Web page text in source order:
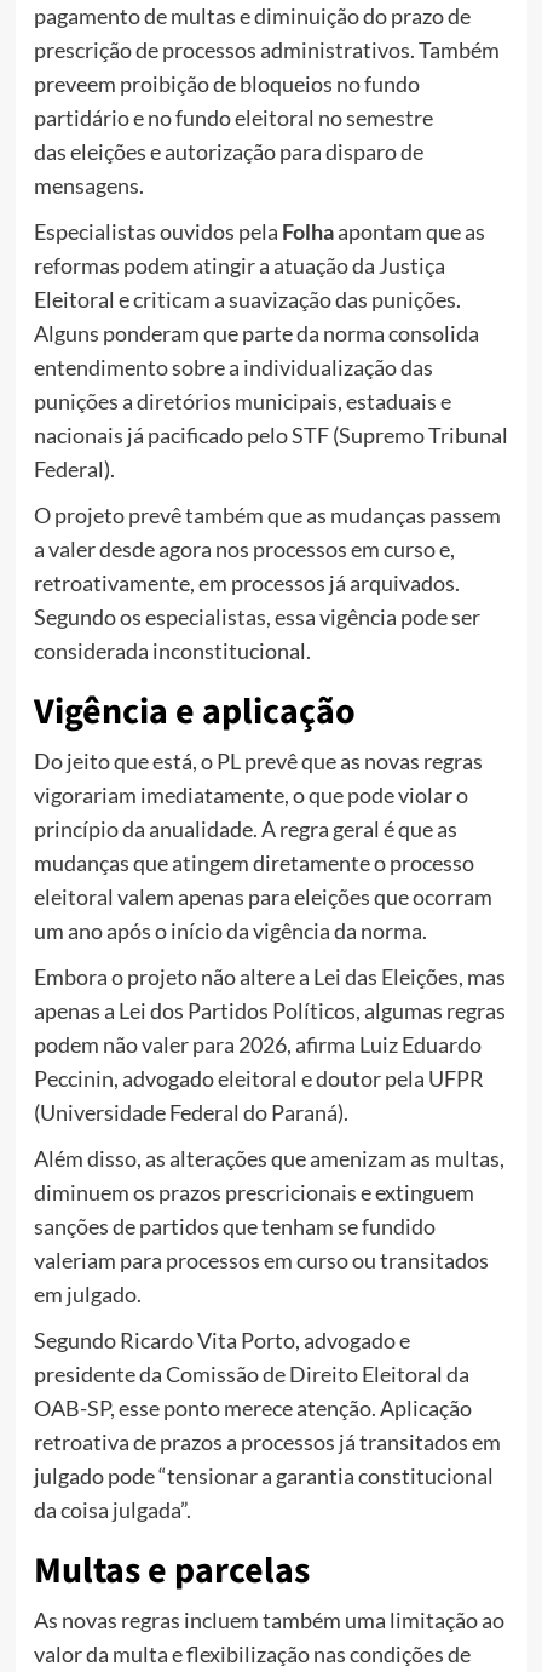
pagamento de multas e diminuição do prazo de
prescrição de processos administrativos. Também
preveem proibição de bloqueios no fundo
partidário e no fundo eleitoral no semestre
das eleições e autorização para disparo de
mensagens.
Especialistas ouvidos pela Folhaapontam que as
reformas podem atingir a atuação da Justiça
Eleitoral e criticam a suavização das punições.
Alguns ponderam que parte da norma consolida
entendimento sobre a individualização das
punições a diretórios municipais, estaduais e
nacionais já pacificado pelo STF (Supremo Tribunal
Federal).
O projeto prevê também que as mudanças passem
a valer desde agora nos processos em curso e,
retroativamente, em processos já arquivados.
Segundo os especialistas, essa vigência pode ser
considerada inconstitucional.
Vigência e aplicação
Do jeito que está, o PL prevê que as novas regras
vigorariam imediatamente, o que pode violar o
princípio da anualidade. A regra geral é que as
mudanças que atingem diretamente o processo
eleitoral valem apenas para eleições que ocorram
um ano após o início da vigência da norma.
Embora o projeto não altere a Lei das Eleições, mas
apenas a Lei dos Partidos Políticos, algumas regras
podem não valer para 2026, afirma Luiz Eduardo
Peccinin, advogado eleitoral e doutor pela UFPR
(Universidade Federal do Paraná).
Além disso, as alterações que amenizam as multas,
diminuem os prazos prescricionais e extinguem
sanções de partidos que tenham se fundido
valeriam para processos em curso ou transitados
em julgado.
Segundo Ricardo Vita Porto, advogado e
presidente da Comissão de Direito Eleitoral da
OAB-SP, esse ponto merece atenção. Aplicação
retroativa de prazos a processos já transitados em
julgado pode “tensionar a garantia constitucional
da coisa julgada”.
Multas e parcelas
As novas regras incluem também uma limitação ao
valor da multa e flexibilização nas condições de